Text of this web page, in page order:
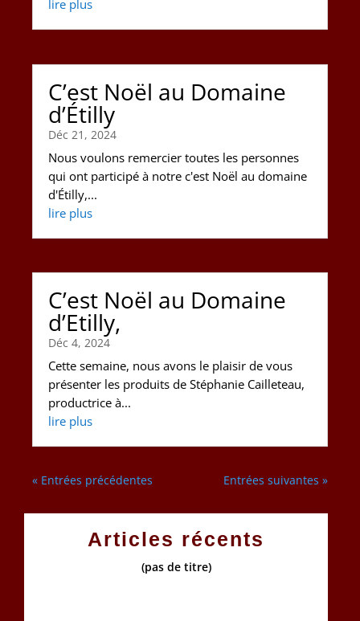
lire plus
C’est Noël au Domaine
d’Étilly
Déc 21, 2024
Nous voulons remercier toutes les personnes
qui ont participé à notre c'est Noël au domaine
d'Étilly,...
lire plus
C’est Noël au Domaine
d’Etilly,
Déc 4, 2024
Cette semaine, nous avons le plaisir de vous
présenter les produits de Stéphanie Cailleteau,
productrice à...
lire plus
« Entrées précédentes Entrées suivantes »
Articles récents
(pas de titre)